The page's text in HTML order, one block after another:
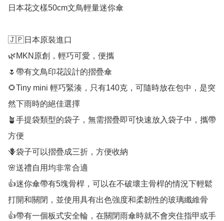
日本花文樣50cm文鳥輕量迷你傘
🇯🇵日本原裝進口
🌿MKN原創，輕巧可愛，便攜
🌷帶有文鳥印花設計的摺疊傘
🌻Tiny mini 輕巧緊湊，只有140克，可隨時放在包中，是突
然下雨時的絕佳選擇
🪴手提袋類型的袋子，無需摺疊即可快速放入袋子中，攜帶
方便
🪻袋子可以摺疊成三折，方便收納
🌸送禮自用均非常合適
👍迷你傘帶有5塊骨桿，可以在不破壞主骨桿的情況下輕鬆
打開和關閉，並使用具有出色強度和柔韌性的玻璃纖維骨
👍帶有一個板式安全輪，在關閉雨傘時就不會夾住指甲或手